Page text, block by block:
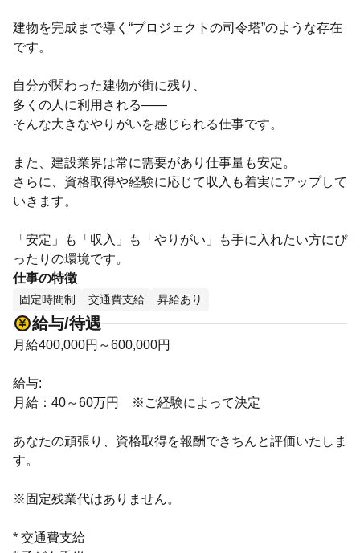
建物を完成まで導く“プロジェクトの司令塔”のような存在
です。
自分が関わった建物が街に残り、
多くの人に利用される――
そんな大きなやりがいを感じられる仕事です。
また、建設業界は常に需要があり仕事量も安定。
さらに、資格取得や経験に応じて収入も着実にアップして
いきます。
「安定」も「収入」も「やりがい」も手に入れたい方にぴ
ったりの環境です。
仕事の特徴
固定時間制 交通費支給 昇給あり
給与/待遇
月給400,000円～600,000円
給与:
月給：40～60万円 ※ご経験によって決定
あなたの頑張り、資格取得を報酬できちんと評価いたしま
す。
※固定残業代はありません。
* 交通費支給